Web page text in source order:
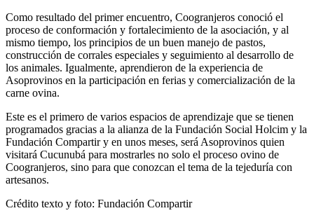
Como resultado del primer encuentro, Coogranjeros conoció el
proceso de conformación y fortalecimiento de la asociación, y al
mismo tiempo, los principios de un buen manejo de pastos,
construcción de corrales especiales y seguimiento al desarrollo de
los animales. Igualmente, aprendieron de la experiencia de
Asoprovinos en la participación en ferias y comercialización de la
carne ovina.
Este es el primero de varios espacios de aprendizaje que se tienen
programados gracias a la alianza de la Fundación Social Holcim y la
Fundación Compartir y en unos meses, será Asoprovinos quien
visitará Cucunubá para mostrarles no solo el proceso ovino de
Coogranjeros, sino para que conozcan el tema de la tejeduría con
artesanos.
Crédito texto y foto: Fundación Compartir